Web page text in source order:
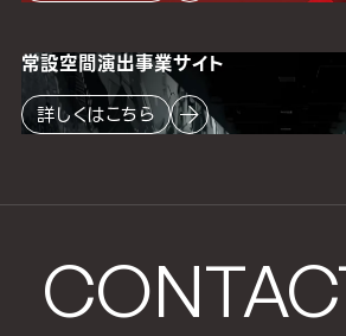
常設空間演出事業サイト
詳しくはこちら